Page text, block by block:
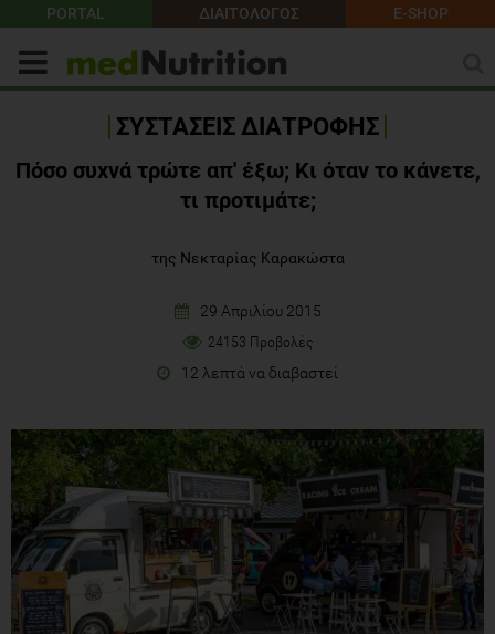
PORTAL ΔΙΑΙΤΟΛΟΓΟΣ E-SHOP
ΣΥΣΤΑΣΕΙΣ ΔΙΑΤΡΟΦΗΣ
Πόσο συχνά τρώτε απ' έξω; Κι όταν το κάνετε,
τι προτιμάτε;
της Νεκταρίας Καρακώστα
29 Απριλίου 2015
24153 Προβολές
12 λεπτά να διαβαστεί